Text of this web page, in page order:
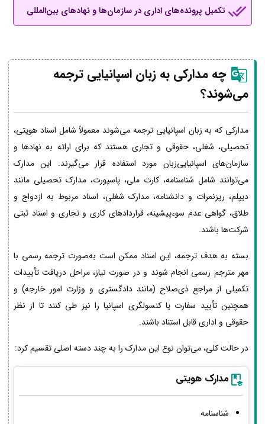
تکمیل پرونده‌های اداری در سازمان‌ها و نهادهای بین‌المللی
چه مدارکی به زبان اسپانیایی ترجمه
می‌شوند؟
مدارکی که به زبان اسپانیایی ترجمه می‌شوند معمولاً شامل اسناد هویتی،
تحصیلی، شغلی، حقوقی و تجاری هستند که برای ارائه به نهادها و
سازمان‌های اسپانیایی‌زبان مورد استفاده قرار می‌گیرند. این مدارک
می‌توانند شامل شناسنامه، کارت ملی، پاسپورت، مدارک تحصیلی مانند
دیپلم، ریزنمرات و دانشنامه، مدارک شغلی، اسناد مربوط به ازدواج و
طلاق، گواهی عدم سوءپیشینه، قراردادهای کاری و تجاری و اسناد ثبتی
شرکت‌ها باشند.
بسته به هدف ترجمه، این اسناد ممکن است به‌صورت ترجمه رسمی با
مهر مترجم رسمی انجام شوند و در صورت نیاز، مراحل دریافت تأییدات
تکمیلی از مراجع ذی‌صلاح (مانند دادگستری و وزارت امور خارجه) و
همچنین تأیید سفارت یا کنسولگری اسپانیا را نیز طی کنند تا از نظر
حقوقی و اداری قابل استناد باشند.
در حالت کلی، می‌توان نوع این مدارک را به چند دسته اصلی تقسیم کرد:
مدارک هویتی
شناسنامه